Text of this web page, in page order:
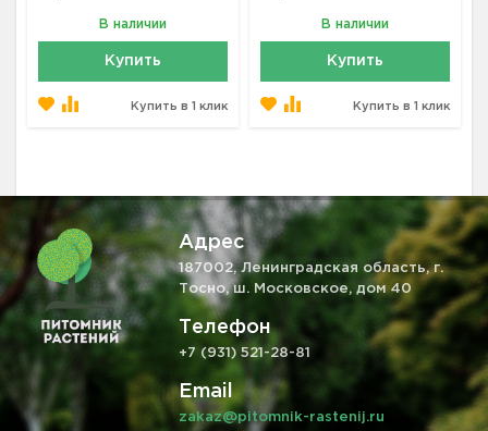
В наличии
Купить
Купить в 1 клик
В наличии
Купить
Купить в 1 клик
Адрес
187002, Ленинградская область, г.
Тосно, ш. Московское, дом 40
Телефон
+7 (931) 521-28-81
Email
zakaz@pitomnik-rastenij.ru